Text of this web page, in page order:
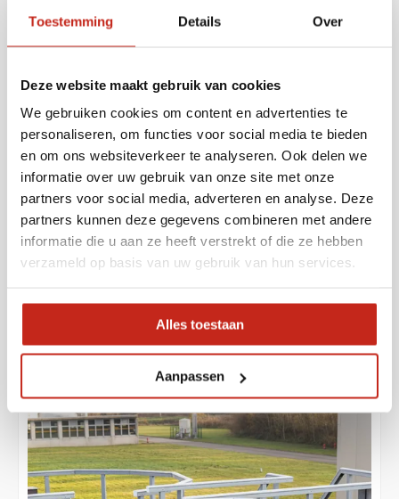
Toestemming Details Over
Deze website maakt gebruik van cookies
We gebruiken cookies om content en advertenties te
personaliseren, om functies voor social media te bieden
en om ons websiteverkeer te analyseren. Ook delen we
informatie over uw gebruik van onze site met onze
partners voor social media, adverteren en analyse. Deze
partners kunnen deze gegevens combineren met andere
informatie die u aan ze heeft verstrekt of die ze hebben
verzameld op basis van uw gebruik van hun services.
Alles toestaan
Aanpassen
Bordessen in GVK